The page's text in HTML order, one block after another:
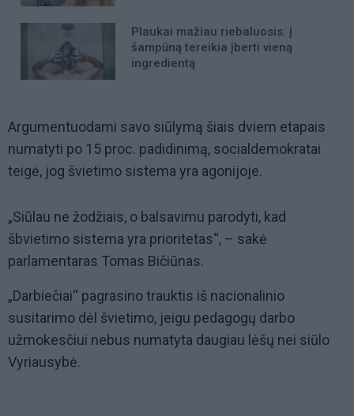
Plaukai mažiau riebaluosis: į
šampūną tereikia įberti vieną
ingredientą
Argumentuodami savo siūlymą šiais dviem etapais
numatyti po 15 proc. padidinimą, socialdemokratai
teigė, jog švietimo sistema yra agonijoje.
„Siūlau ne žodžiais, o balsavimu parodyti, kad
šbvietimo sistema yra prioritetas“, – sakė
parlamentaras Tomas Bičiūnas.
„Darbiečiai“ pagrasino trauktis iš nacionalinio
susitarimo dėl švietimo, jeigu pedagogų darbo
užmokesčiui nebus numatyta daugiau lėšų nei siūlo
Vyriausybė.